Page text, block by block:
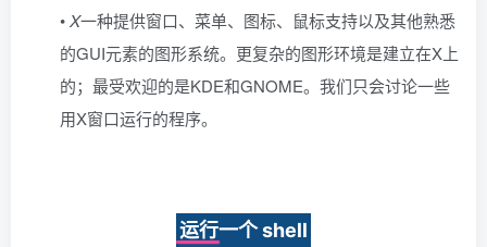
•X一种提供窗口、菜单、图标、鼠标支持以及其他熟悉
的GUI元素的图形系统。更复杂的图形环境是建立在X上
的；最受欢迎的是KDE和GNOME。我们只会讨论一些
用X窗口运行的程序。
运行一个 shell